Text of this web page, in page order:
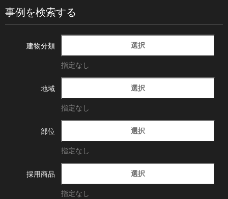
事例を検索する
建物分類 選択
指定なし
地域 選択
指定なし
部位 選択
指定なし
採用商品 選択
指定なし